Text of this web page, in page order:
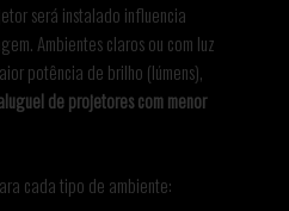
será instalado influencia
Ambientes claros ou com luz
potência de brilho (lúmens),
de projetores com menor
cada tipo de ambiente: